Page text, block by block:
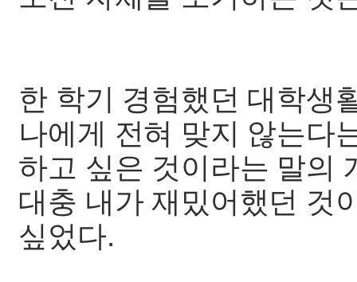
한 학기 경험했던 대학생
나에게 전혀 맞지 않는다
하고 싶은 것이라는 말의
대충 내가 재밌어했던 것
싶었다.